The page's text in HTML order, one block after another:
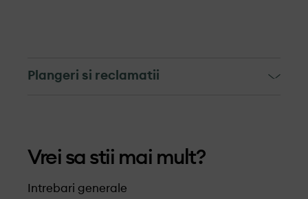
Plangeri si reclamatii
plângerilor
Mecanismul pentru soluționarea
Vrei sa stii mai mult?
Intrebari generale